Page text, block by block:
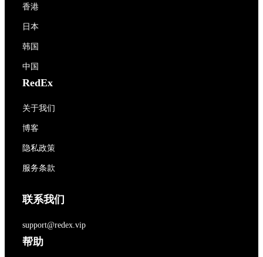
香港
日本
韩国
中国
RedEx
关于我们
博客
隐私政策
服务条款
联系我们
support@redex.vip
帮助